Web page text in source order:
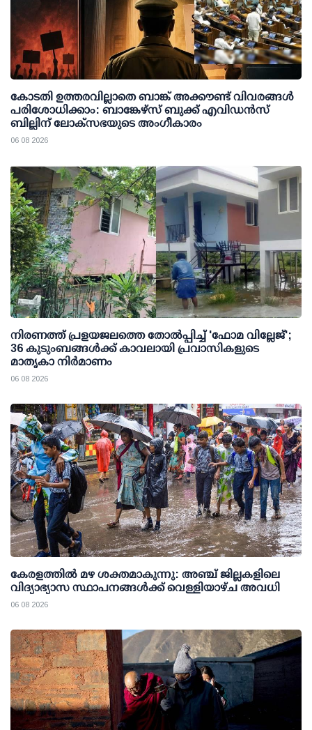
കോടതി ഉത്തരവില്ലാതെ ബാങ്ക് അക്കൗണ്ട് വിവരങ്ങള്‍
പരിശോധിക്കാം: ബാങ്കേഴ്സ് ബുക്ക് എവിഡന്‍സ്
ബില്ലിന് ലോക്സഭയുടെ അംഗീകാരം
06 08 2026
നിരണത്ത് പ്രളയജലത്തെ തോല്‍പ്പിച്ച് 'ഫോമ വില്ലേജ്';
36 കുടുംബങ്ങള്‍ക്ക് കാവലായി പ്രവാസികളുടെ
മാതൃകാ നിര്‍മാണം
06 08 2026
കേരളത്തില്‍ മഴ ശക്തമാകുന്നു: അഞ്ച് ജില്ലകളിലെ
വിദ്യാഭ്യാസ സ്ഥാപനങ്ങള്‍ക്ക് വെള്ളിയാഴ്ച അവധി
06 08 2026